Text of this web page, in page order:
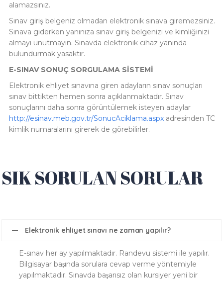
alamazsınız.
Sınav giriş belgeniz olmadan elektronik sınava giremezsiniz.
Sınava giderken yanınıza sınav giriş belgenizi ve kimliğinizi
almayı unutmayın. Sınavda elektronik cihaz yanında
bulundurmak yasaktır.
E-SINAV SONUÇ SORGULAMA SİSTEMİ
Elektronik ehliyet sınavına giren adayların sınav sonuçları
sınav bittikten hemen sonra açıklanmaktadır. Sınav
sonuçlarını daha sonra görüntülemek isteyen adaylar
http://esinav.meb.gov.tr/SonucAciklama.aspx adresinden TC
kimlik numaralarını girerek de görebilirler.
SIK SORULAN SORULAR
Elektronik ehliyet sınavı ne zaman yapılır?
E-sınav her ay yapılmaktadır. Randevu sistemi ile yapılır.
Bilgisayar başında sorulara cevap verme yöntemiyle
yapılmaktadır. Sınavda başarısız olan kursiyer yeni bir